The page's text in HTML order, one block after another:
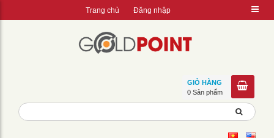
Trang chủ Đăng nhập
GIỎ HÀNG
0 Sản phẩm